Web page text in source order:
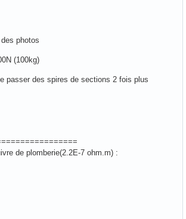
photos
(100kg)
passer des spires de sections 2 fois plus
de plomberie(2.2E-7 ohm.m) :